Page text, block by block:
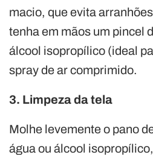
macio, que evita
tenha em mãos um pincel
álcool isopropílico (ideal
spray de ar comprimido.
3. Limpeza da tela
Molhe levemente o pano
água ou álcool